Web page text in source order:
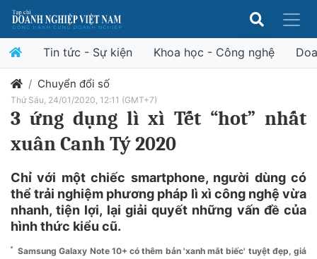
Tin tức - Sự kiện Khoa học - Công nghệ
Chuyển đổi số
Thứ Sáu, 24/01/2020, 12:11 (GMT+7)
3 ứng dụng lì xì Tết “hot” nhất
xuân Canh Tý 2020
Chỉ với một chiếc smartphone, người dùng có
thể trải nghiệm phương pháp lì xì công nghệ vừa
nhanh, tiện lợi, lại giải quyết những vấn đề của
hình thức kiểu cũ.
Samsung Galaxy Note 10+ có thêm bản 'xanh mắt biếc' tuyệt đẹp, giá